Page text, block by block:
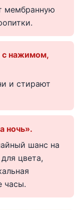
мембранную
с нажимом,
и стирают
ночь».
шанс на
цвета,
часы.